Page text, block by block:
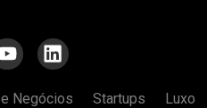
Negócios Startups Luxo